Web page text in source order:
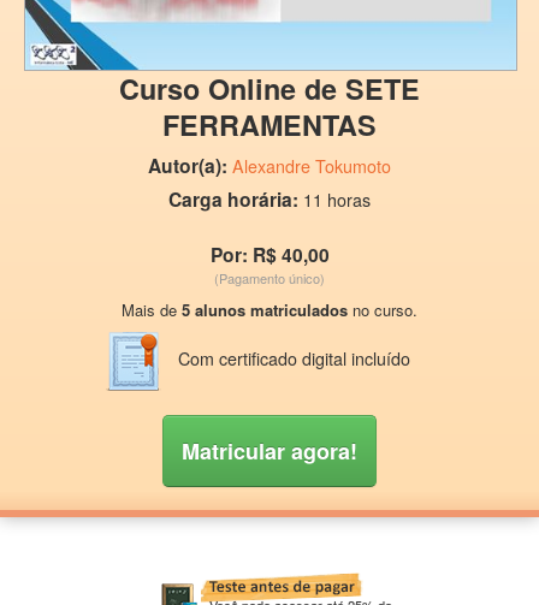
Curso Online de SETE
FERRAMENTAS
Autor(a): Alexandre Tokumoto
Carga horária: 11 horas
Por: R$ 40,00
(Pagamento único)
Mais de 5 alunos matriculados no curso.
Com certificado digital incluído
Matricular agora!